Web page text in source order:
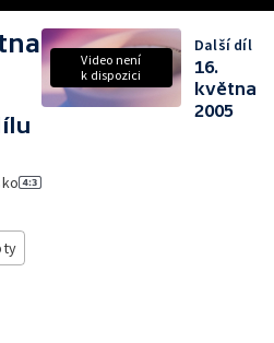
Video není
k dispozici
Další díl
16.
května
2005